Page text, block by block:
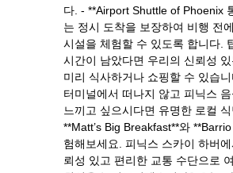
다. - **Airport Shuttle of Phoenix
는 정시 도착을 보장하여 비행 전
시설을 체험할 수 있도록 합니다.
시간이 남았다면 우리의 신뢰성
미리 식사하거나 쇼핑할 수 있습
터미널에서 떠나지 않고 피닉스
느끼고 싶으시다면 유명한 로컬 식
**Matt’s Big Breakfast**와
험해보세요. 피닉스 스카이 하버
뢰성 있고 편리한 교통 수단으로